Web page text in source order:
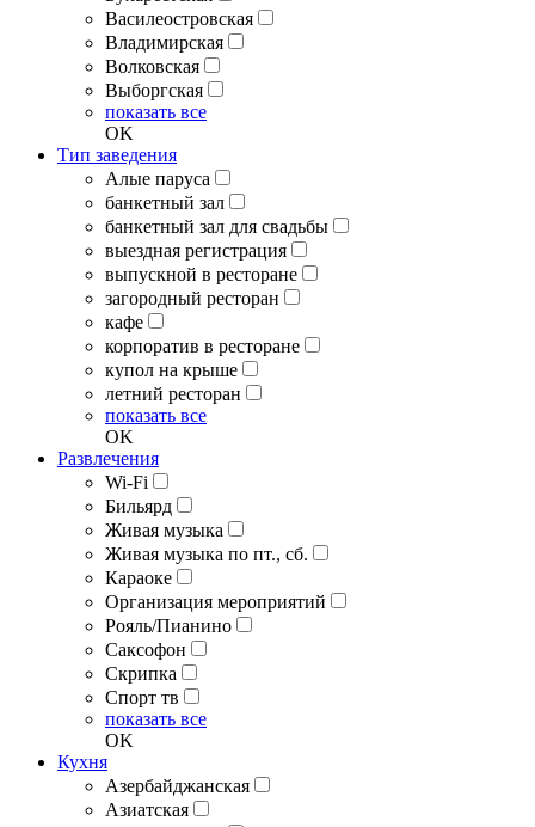
Василеостровская
Владимирская
Волковская
Выборгская
показать все
OK
Тип заведения
Алые паруса
банкетный зал
банкетный зал для свадьбы
выездная регистрация
выпускной в ресторане
загородный ресторан
кафе
корпоратив в ресторане
купол на крыше
летний ресторан
показать все
OK
Развлечения
Wi-Fi
Бильярд
Живая музыка
Живая музыка по пт., сб.
Караоке
Организация мероприятий
Рояль/Пианино
Саксофон
Скрипка
Спорт тв
показать все
OK
Кухня
Азербайджанская
Азиатская